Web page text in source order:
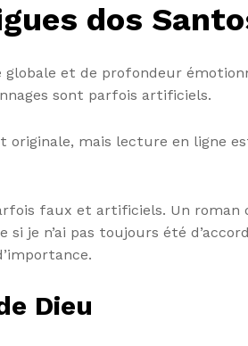
dos
et de profondeur
sont parfois artificiels.
originale, mais lecture en ligne
faux et artificiels. Un roman
je n’ai pas toujours été
Dieu